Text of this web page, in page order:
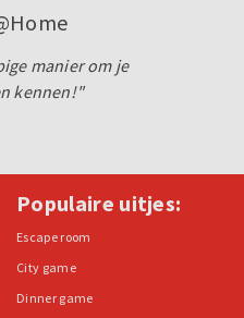
manier om je
kennen!"
Populaire uitjes:
Escape room
City game
Dinner game